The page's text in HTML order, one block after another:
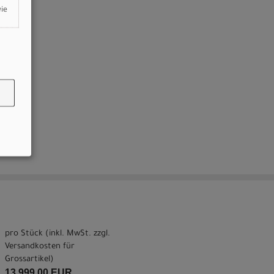
pro Stück (inkl. MwSt. zzgl.
Versandkosten für
Grossartikel )